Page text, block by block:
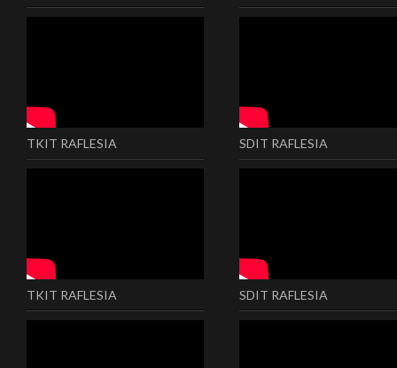
TKIT RAFLESIA
TKIT RAFLESIA
SDIT RAFLESIA
SDIT RAFLESIA